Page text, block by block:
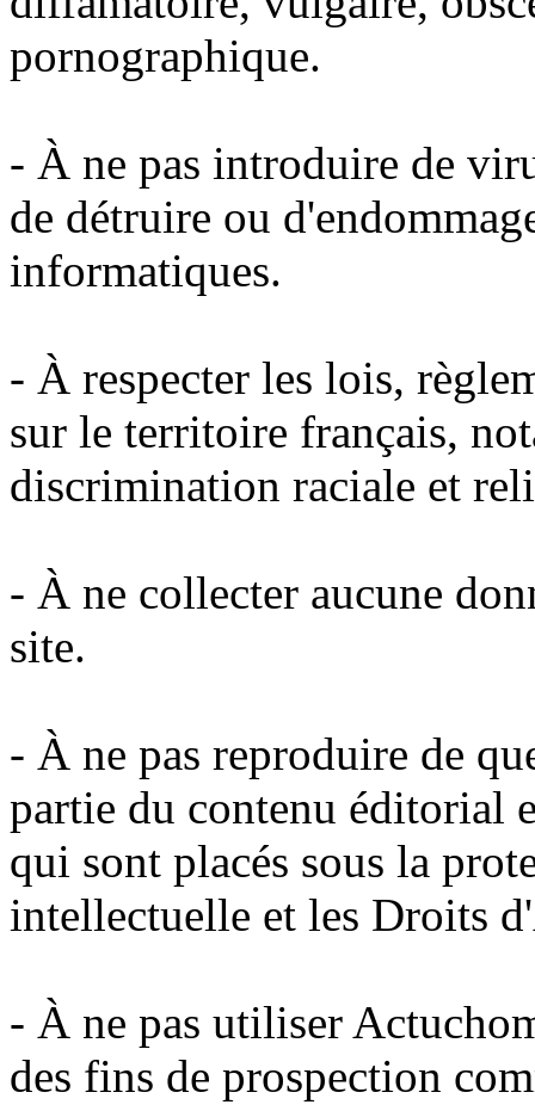
pornographique.
- À ne pas introduire de
de détruire ou
informatiques.
- À respecter les lois,
sur le territoire français,
discrimination raciale et
- À ne collecter aucune
site.
- À ne pas reproduire de
partie du contenu éditorial
qui sont placés sous la
intellectuelle et les Droits
- À ne pas utiliser
des fins de prospection